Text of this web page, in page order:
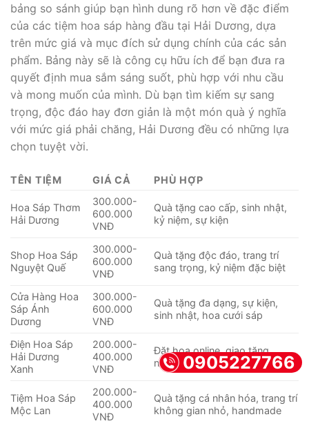
bảng so sánh giúp bạn hình dung rõ hơn về đặc điểm
của các tiệm hoa sáp hàng đầu tại Hải Dương, dựa
trên mức giá và mục đích sử dụng chính của các sản
phẩm. Bảng này sẽ là công cụ hữu ích để bạn đưa ra
quyết định mua sắm sáng suốt, phù hợp với nhu cầu
và mong muốn của mình. Dù bạn tìm kiếm sự sang
trọng, độc đáo hay đơn giản là một món quà ý nghĩa
với mức giá phải chăng, Hải Dương đều có những lựa
chọn tuyệt vời.
TÊN TIỆM GIÁ CẢ PHÙ HỢP
Hoa Sáp Thơm
Hải Dương
300.000-
600.000
VNĐ
Quà tặng cao cấp, sinh nhật,
kỷ niệm, sự kiện
Shop Hoa Sáp
Nguyệt Quế
300.000-
600.000
VNĐ
Quà tặng độc đáo, trang trí
sang trọng, kỷ niệm đặc biệt
Cửa Hàng Hoa
Sáp Ánh
Dương
300.000-
600.000
VNĐ
Quà tặng đa dạng, sự kiện,
sinh nhật, hoa cưới sáp
Điện Hoa Sáp
Hải Dương
Xanh
200.000-
400.000
VNĐ
Đặt hoa online, giao tặng
nhanh, quà tặng hàng ngày
Tiệm Hoa Sáp
Mộc Lan
200.000-
400.000
VNĐ
Quà tặng cá nhân hóa, trang trí
không gian nhỏ, handmade
0905227766